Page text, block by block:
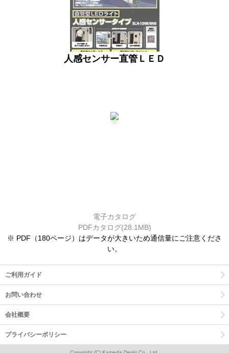
人感センサー直管ＬＥＤ
電子カタログ
PDFカタログ(28.1MB)
※ PDF（180ページ）はデータが大きいため通信量にご注意くださ
い。
ご利用ガイド
お問い合わせ
会社概要
プライバシーポリシー